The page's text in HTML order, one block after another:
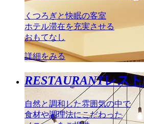
くつろぎと快眠の客室
ホテル滞在を充実させる
おもてなし
詳細をみる
RESTAURANTレス
自然と調和した雰囲気の中で
食材や調理法にこだわった